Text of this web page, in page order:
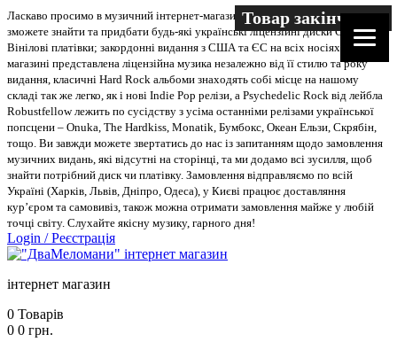
Ласкаво просимо в музичний інтернет-магазин “Два меломани”. У нас Ви
зможете знайти та придбати будь-які українські ліцензійні диски CD, DVD,
Вінілові платівки; закордонні видання з США та ЄС на всіх носіях. В
магазині представлена ліцензійна музика незалежно від її стилю та року
видання, класичні Hard Rock альбоми знаходять собі місце на нашому
складі так же легко, як і нові Indie Pop релізи, а Psychedelic Rock від лейбла
Robustfellow лежить по сусідству з усіма останніми релізами української
попсцени – Onuka, The Hardkiss, Monatik, Бумбокс, Океан Ельзи, Скрябін,
тощо. Ви завжди можете звертатись до нас із запитанням щодо замовлення
музичних видань, які відсутні на сторінці, та ми додамо всі зусилля, щоб
знайти потрібний диск чи платівку. Замовлення відправляємо по всій
Україні (Харків, Львів, Дніпро, Одеса), у Києві працює доставляння
кур’єром та самовивіз, також можна отримати замовлення майже у любій
точці світу. Слухайте якісну музику, гарного дня!
Login /Реєстрація
інтернет магазин
0 Товарів
0 0 грн.
Товар закінчився